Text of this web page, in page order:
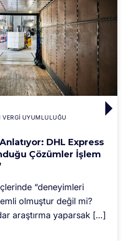
VERGİ UYUMLULUĞU
DHL Express
Çözümler İşlem
“deneyimleri
olmuştur değil mi?
araştırma yaparsak […]